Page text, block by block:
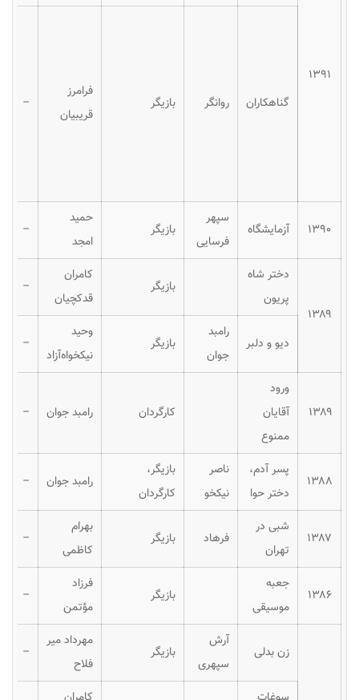
۱۳۹۱
گناهکاران روانگر بازیگر
فرامرز
قریبیان
–
۱۳۹۰ آزمایشگاه
سپهر
فرسایی
بازیگر
حمید
امجد
–
۱۳۸۹
دختر شاه
پریون
بازیگر
کامران
قدکچیان
–
دیو و دلبر
رامبد
جوان
بازیگر
وحید
نیکخواه‌آزاد
–
۱۳۸۹
ورود
آقایان
ممنوع
کارگردان رامبد جوان –
۱۳۸۸
پسر آدم،
دختر حوا
ناصر
نیکخو
بازیگر،
کارگردان
رامبد جوان –
۱۳۸۷
شبی در
تهران
فرهاد بازیگر
بهرام
کاظمی
–
۱۳۸۶
جعبه
موسیقی
بازیگر
فرزاد
مؤتمن
–
زن بدلی
آرش
سپهری
بازیگر
مهرداد میر
فلاح
–